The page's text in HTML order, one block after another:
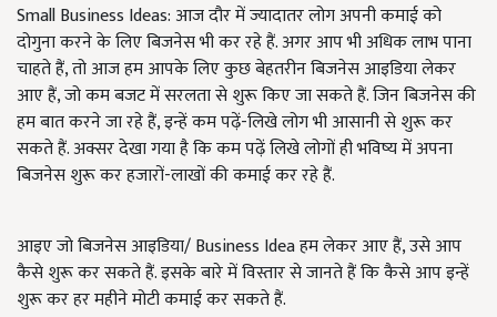
Small Business Ideas: आज दौर में ज्यादातर लोग अपनी कमाई को
दोगुना करने के लिए बिजनेस भी कर रहे हैं. अगर आप भी अधिक लाभ पाना
चाहते हैं, तो आज हम आपके लिए कुछ बेहतरीन बिजनेस आइडिया लेकर
आए हैं, जो कम बजट में सरलता से शुरू किए जा सकते हैं. जिन बिजनेस की
हम बात करने जा रहे हैं, इन्हें कम पढ़ें-लिखे लोग भी आसानी से शुरू कर
सकते हैं. अक्सर देखा गया है कि कम पढ़ें लिखे लोगों ही भविष्य में अपना
बिजनेस शुरू कर हजारों-लाखों की कमाई कर रहे हैं.
आइए जो बिजनेस आइडिया/ Business Idea हम लेकर आए हैं, उसे आप
कैसे शुरू कर सकते हैं. इसके बारे में विस्तार से जानते हैं कि कैसे आप इन्हें
शुरू कर हर महीने मोटी कमाई कर सकते हैं.